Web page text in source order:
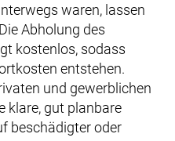
waren, lassen
Abholung des
kostenlos, sodass
entstehen.
und gewerblichen
klare, gut planbare
beschädigter oder